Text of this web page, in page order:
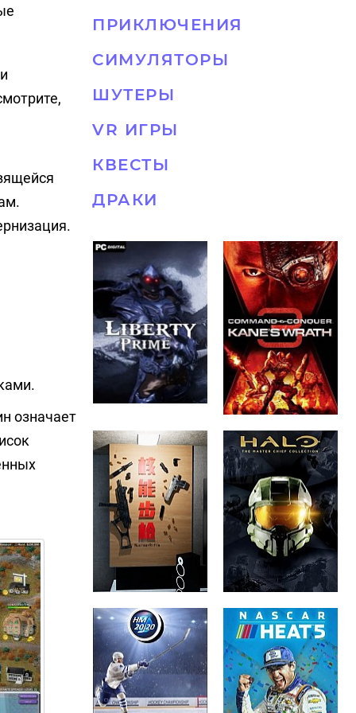
означает
ПРИКЛЮЧЕНИЯ
СИМУЛЯТОРЫ
ШУТЕРЫ
VR ИГРЫ
КВЕСТЫ
ДРАКИ